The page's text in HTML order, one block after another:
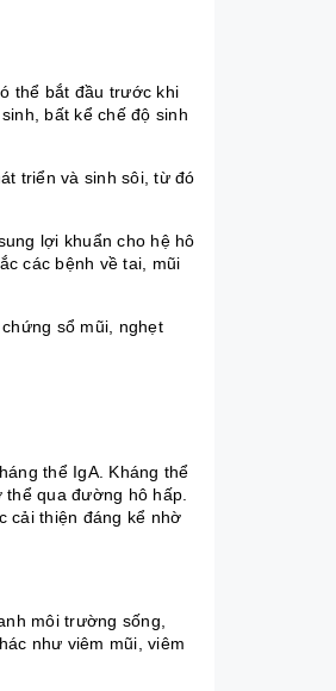
thể bắt đầu trước khi
bất kể chế độ sinh
triển và sinh sôi, từ đó
lợi khuẩn cho hệ hô
các bệnh về tai, mũi
sổ mũi , nghẹt
thể IgA. Kháng thể
qua đường hô hấp.
cải thiện đáng kể nhờ
môi trường sống,
như viêm mũi, viêm